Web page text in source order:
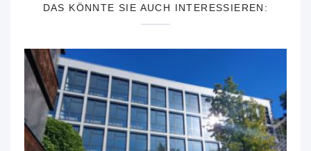
DAS KÖNNTE SIE AUCH INTERESSIEREN: